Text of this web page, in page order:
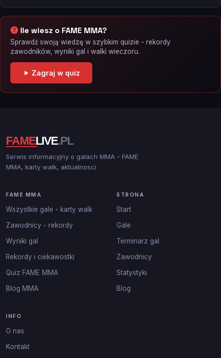
Ile wiesz o FAME MMA?
Sprawdź swoją wiedzę w szybkim quizie - rekordy
zawodników, wyniki gal i walki wieczoru.
Zagraj w quiz
Serwis informacyjny o galach MMA - FAME
MMA, karty walk, aktualnosci
FAME MMA
Wszystkie gale - karty walk
Zawodnicy - rekordy
Wyniki gal
Rekordy i ciekawostki
Quiz FAME MMA
Blog MMA
STRONA
Start
Gale
Terminarz gal
Zawodnicy
Statystyki
Blog
INFO
O nas
Kontakt